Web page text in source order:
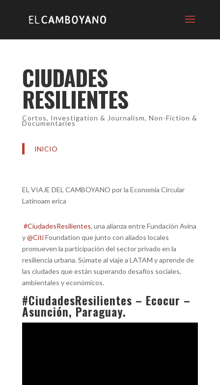
CIUDADES
RESILIENTES
Cortos, Investigation & Journalism, Non-Fiction &
Documentaries
INICIO
EL VIAJE DEL CAMBOYANO por la Economía Circular
Latinoam erica
#CiudadesResilientes, una alianza entre Fundación Avina
y@CitiFoundation que junto con aliados locales
promueven la participación del sector privado en la
resiliencia urbana. Súmate al viaje a LATAM y aprende de
las ciudades que están superando desafíos sociales,
ambientales y económicos.
#CiudadesResilientes – Ecocur –
Asunción, Paraguay.